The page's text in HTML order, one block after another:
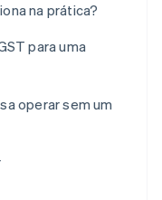
na prática?
para uma
operar sem um